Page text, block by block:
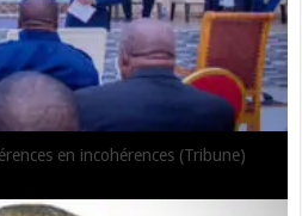
Félix et l’ancien Président
libres de Me Jean Claude